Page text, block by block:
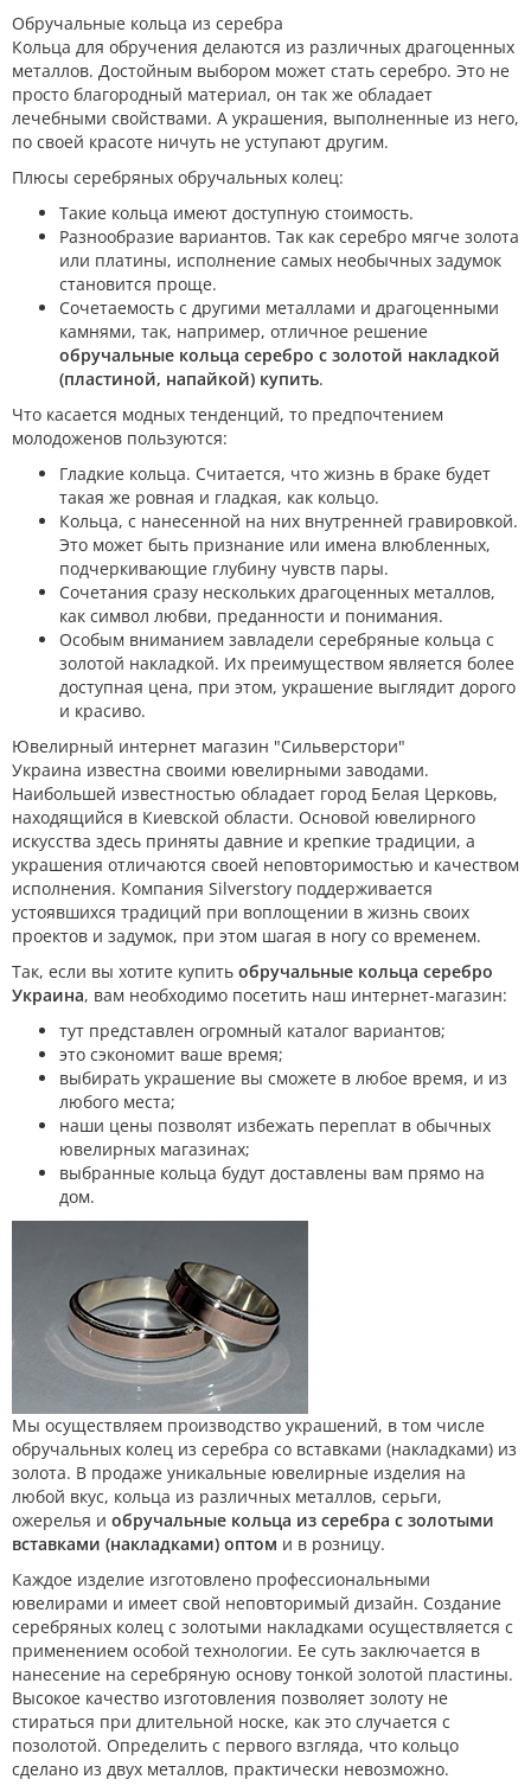
Обручальные кольца из серебра
Кольца для обручения делаются из различных драгоценных
металлов. Достойным выбором может стать серебро. Это не
просто благородный материал, он так же обладает
лечебными свойствами. А украшения, выполненные из него,
по своей красоте ничуть не уступают другим.
Плюсы серебряных обручальных колец:
Такие кольца имеют доступную стоимость.
Разнообразие вариантов. Так как серебро мягче золота
или платины, исполнение самых необычных задумок
становится проще.
Сочетаемость с другими металлами и драгоценными
камнями, так, например, отличное решение
обручальные кольца серебро с золотой накладкой
(пластиной, напайкой) купить.
Что касается модных тенденций, то предпочтением
молодоженов пользуются:
Гладкие кольца. Считается, что жизнь в браке будет
такая же ровная и гладкая, как кольцо.
Кольца, с нанесенной на них внутренней гравировкой.
Это может быть признание или имена влюбленных,
подчеркивающие глубину чувств пары.
Сочетания сразу нескольких драгоценных металлов,
как символ любви, преданности и понимания.
Особым вниманием завладели серебряные кольца с
золотой накладкой. Их преимуществом является более
доступная цена, при этом, украшение выглядит дорого
и красиво.
Ювелирный интернет магазин "Сильверстори"
Украина известна своими ювелирными заводами.
Наибольшей известностью обладает город Белая Церковь,
находящийся в Киевской области. Основой ювелирного
искусства здесь приняты давние и крепкие традиции, а
украшения отличаются своей неповторимостью и качеством
исполнения. Компания Silverstory поддерживается
устоявшихся традиций при воплощении в жизнь своих
проектов и задумок, при этом шагая в ногу со временем.
Так, если вы хотите купить обручальные кольца серебро
Украина, вам необходимо посетить наш интернет-магазин:
тут представлен огромный каталог вариантов;
это сэкономит ваше время;
выбирать украшение вы сможете в любое время, и из
любого места;
наши цены позволят избежать переплат в обычных
ювелирных магазинах;
выбранные кольца будут доставлены вам прямо на
дом.
Мы осуществляем производство украшений, в том числе
обручальных колец из серебра со вставками (накладками) из
золота. В продаже уникальные ювелирные изделия на
любой вкус, кольца из различных металлов, серьги,
ожерелья и обручальные кольца из серебра с золотыми
вставками (накладками) оптом и в розницу.
Каждое изделие изготовлено профессиональными
ювелирами и имеет свой неповторимый дизайн. Создание
серебряных колец с золотыми накладками осуществляется с
применением особой технологии. Ее суть заключается в
нанесение на серебряную основу тонкой золотой пластины.
Высокое качество изготовления позволяет золоту не
стираться при длительной носке, как это случается с
позолотой. Определить с первого взгляда, что кольцо
сделано из двух металлов, практически невозможно.